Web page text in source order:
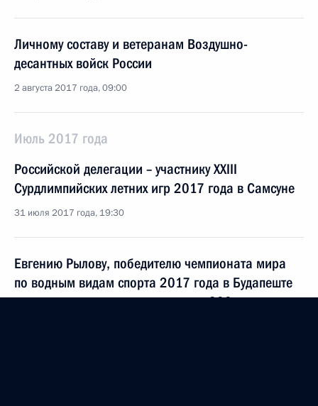
Личному составу и ветеранам Воздушно-
десантных войск России
2 августа 2017 года, 09:00
Июль 2017 года
Российской делегации – участнику XXIII
Сурдлимпийских летних игр 2017 года в Самсуне
31 июля 2017 года, 19:30
Евгению Рылову, победителю чемпионата мира
по водным видам спорта 2017 года в Будапеште
в соревнованиях по плаванию на 200 метров